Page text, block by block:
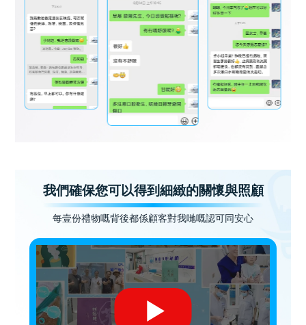
我們確保您可以得到細緻的關懷與照顧
每壹份禮物嘅背後都係顧客對我哋嘅認可同安心